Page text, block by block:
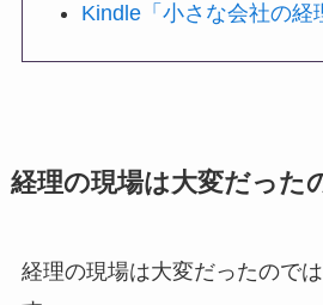
Kindle「小さな会社の経
経理の現場は大変だった
経理の現場は大変だったので